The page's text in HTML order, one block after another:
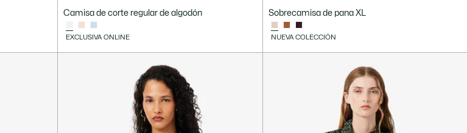
Camisa de corte regular de algodón
EXCLUSIVA ONLINE
Sobrecamisa de pana XL
NUEVA COLECCIÓN